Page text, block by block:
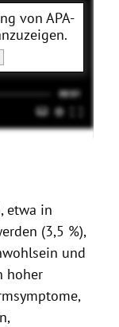
von APA-
etwa in
(3,5 %),
und
hoher